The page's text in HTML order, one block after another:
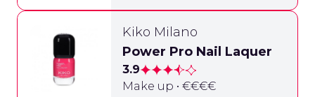
Kiko Milano
Power Pro Nail Laquer
3.9
Make up • €€€€